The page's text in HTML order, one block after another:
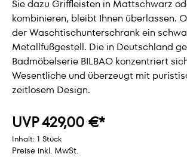
Sie dazu Griffleisten in Mattschwarz
kombinieren, bleibt Ihnen überlassen.
der Waschtischunterschrank ein
Metallfußgestell. Die in Deutschland
Badmöbelserie BILBAO konzentriert
Wesentliche und überzeugt mit
zeitlosem Design.
UVP 429,00 €*
Inhalt: 1 Stück
Preise inkl. MwSt.